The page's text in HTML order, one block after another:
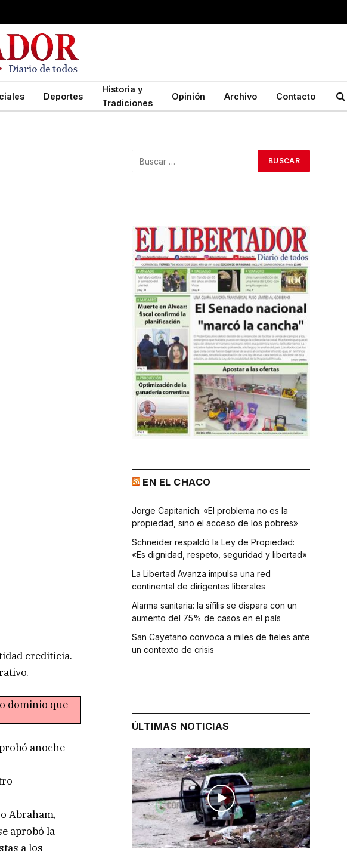
Deportes
Historia y
Tradiciones
Opinión Archivo Contacto
crediticia.
dominio que
anoche
Abraham,
aprobó la
a los
EN EL CHACO
Jorge Capitanich: «El problema no es la
propiedad, sino el acceso de los pobres»
Schneider respaldó la Ley de Propiedad:
«Es dignidad, respeto, seguridad y libertad»
La Libertad Avanza impulsa una red
continental de dirigentes liberales
Alarma sanitaria: la sífilis se dispara con un
aumento del 75% de casos en el país
San Cayetano convoca a miles de fieles ante
un contexto de crisis
ÚLTIMAS NOTICIAS